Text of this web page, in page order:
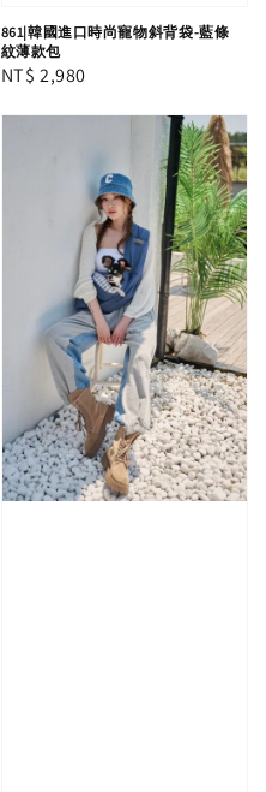
861|韓國進口時尚寵物斜背袋-藍條
紋薄款包
Regular
NT$ 2,980